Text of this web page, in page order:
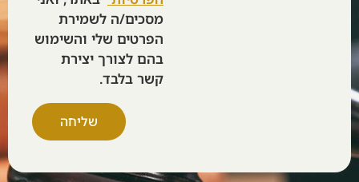
מסכים/ה לשמירת
הפרטים שלי והשימוש
בהם לצורך יצירת
קשר בלבד.
שליחה